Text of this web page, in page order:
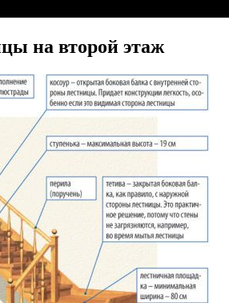
на второй этаж